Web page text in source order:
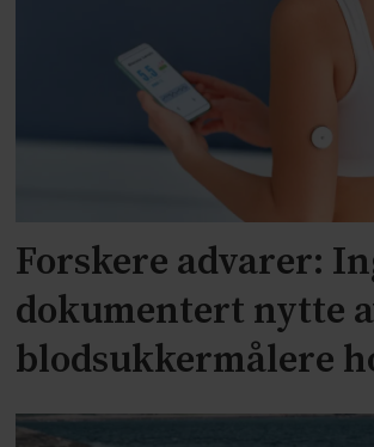
Forskere advarer:
dokumentert nytte
blodsukkermålere